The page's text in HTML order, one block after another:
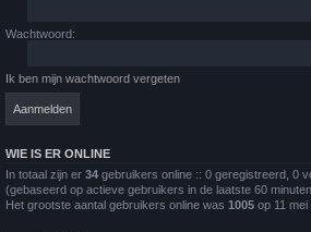
Wachtwoord:
Ik ben mijn wachtwoord vergeten
WIE IS ER ONLINE
In totaal zijn er 34 gebruikers online :: 0 geregistreerd, 0
(gebaseerd op actieve gebruikers in de laatste 60
Het grootste aantal gebruikers online was 1005 op 11